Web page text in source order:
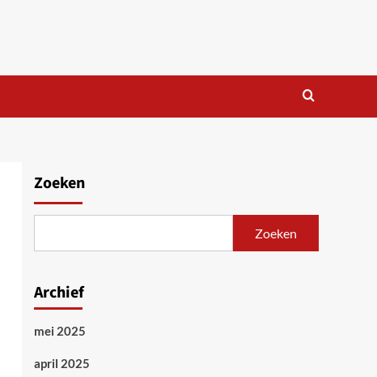
Zoeken
Zoeken
Archief
mei 2025
april 2025